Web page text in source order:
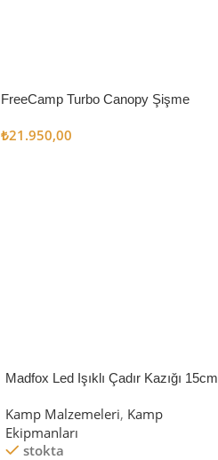
FreeCamp Turbo Canopy Şişme
₺21.950,00
Madfox Led Işıklı Çadır Kazığı 15cm
Kamp Malzemeleri, Kamp
Ekipmanları
stokta